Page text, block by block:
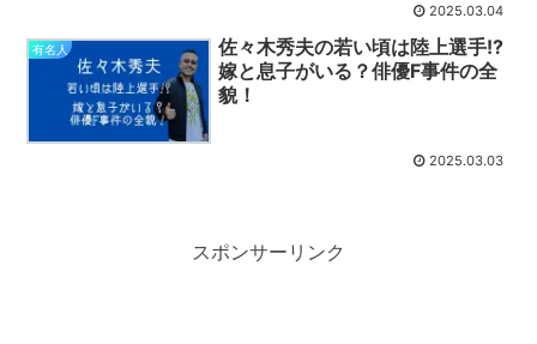
2025.03.04
有名人
佐々木秀夫の若い頃は陸上選手!?
嫁と息子がいる？俳優F事件の全
貌！
2025.03.03
スポンサーリンク